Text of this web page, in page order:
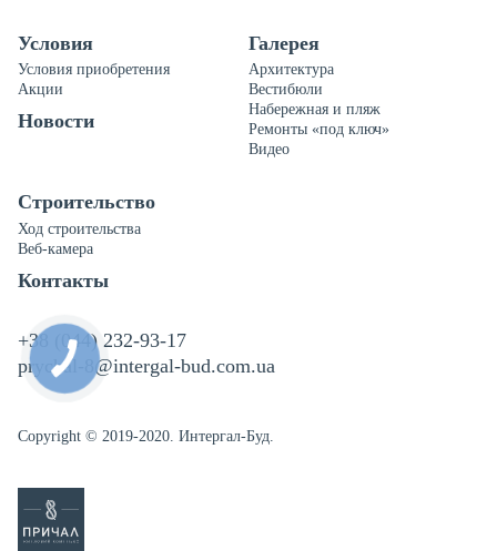
Условия
Условия приобретения
Акции
Новости
Галерея
Архитектура
Вестибюли
Набережная и пляж
Ремонты «под ключ»
Видео
Строительство
Ход строительства
Веб-камера
Контакты
+38 (044) 232-93-17
prychal-8@intergal-bud.com.ua
Copyright © 2019-2020. Интергал-Буд.